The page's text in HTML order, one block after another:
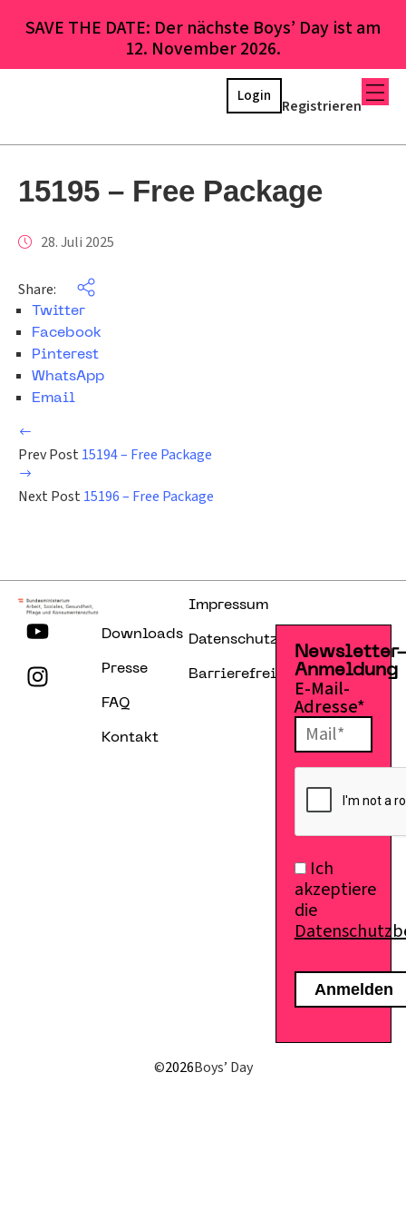
SAVE THE DATE: Der nächste Boys’ Day ist am
12. November 2026.
Registrieren
Login
15195 – Free Package
28. Juli 2025
Share:
Twitter
Facebook
Pinterest
WhatsApp
Email
Prev Post 15194 – Free Package
Next Post 15196 – Free Package
Downloads
Presse
FAQ
Kontakt
Impressum
Datenschutzerklärung
Barrierefreiheitserklärung
Anmeldung
E-Mail-
Adresse*
Ich
akzeptiere
die
©2026Boys’ Day